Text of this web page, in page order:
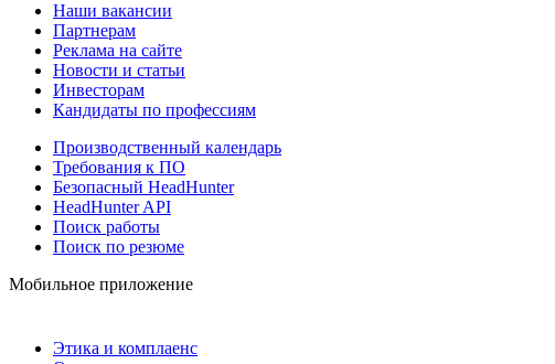
Наши вакансии
Партнерам
Реклама на сайте
Новости и статьи
Инвесторам
Кандидаты по профессиям
Производственный календарь
Требования к ПО
Безопасный HeadHunter
HeadHunter API
Поиск работы
Поиск по резюме
Мобильное приложение
Этика и комплаенс